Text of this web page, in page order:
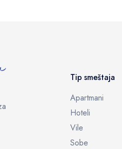
Tip smeštaja
Apartmani
Hoteli
Vile
Sobe